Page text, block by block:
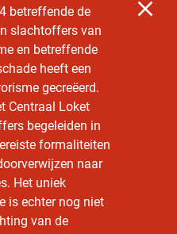
betreffende de
slachtoffers van
en betreffende
heeft een
gecreëerd.
Centraal Loket
begeleiden in
formaliteiten
naar
Het uniek
is echter nog niet
van de